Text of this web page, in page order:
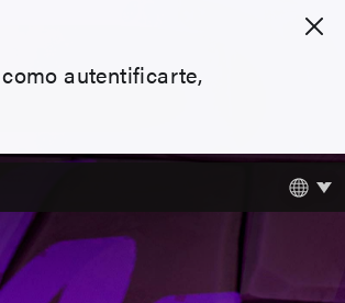
autentificarte,